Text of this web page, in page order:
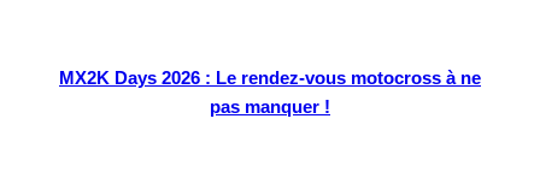
MX2K Days 2026 : Le rendez-vous motocross à ne
pas manquer !